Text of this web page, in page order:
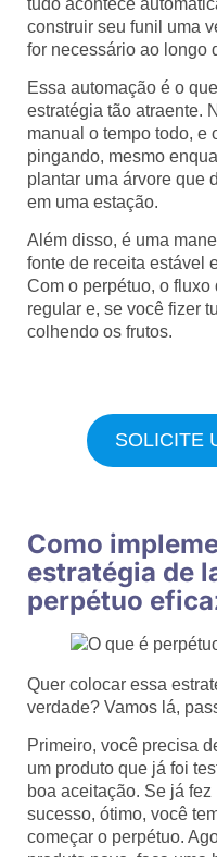
construir seu funil uma
for necessário ao longo
Essa automação é o
estratégia tão atraente.
manual o tempo todo, e
pingando, mesmo
plantar uma árvore que
em uma estação.
Além disso, é uma
fonte de receita estável
Com o perpétuo, o
regular e, se você fizer
colhendo os frutos.
SOLICITE
Como
estratégia de
perpétuo
Quer colocar essa
verdade? Vamos lá,
Primeiro, você precisa
um produto que já foi
boa aceitação. Se já
sucesso, ótimo, você
começar o perpétuo.